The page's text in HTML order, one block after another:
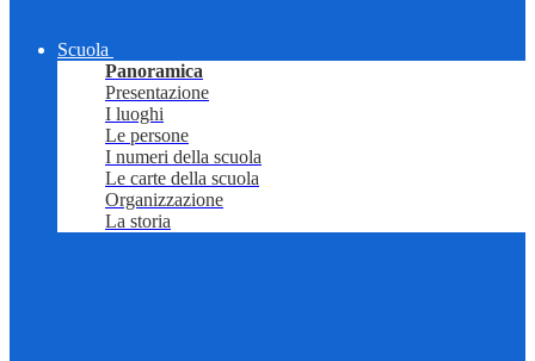
Scuola
Panoramica
Presentazione
I luoghi
Le persone
I numeri della scuola
Le carte della scuola
Organizzazione
La storia